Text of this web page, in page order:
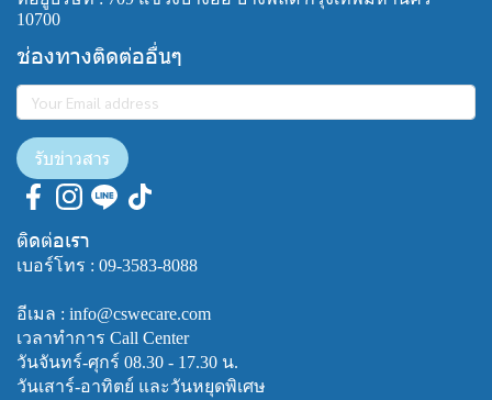
10700
ช่องทางติดต่ออื่นๆ
รับข่าวสาร
ติดต่อเรา
เบอร์โทร : 09-3583-8088
อีเมล : info@cswecare.com
เวลาทำการ Call Center
วันจันทร์-ศุกร์ 08.30 - 17.30 น.
วันเสาร์-อาทิตย์ และวันหยุดพิเศษ